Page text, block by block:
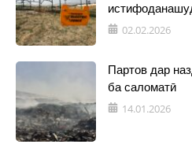
02.02.2026
Партов дар
ба саломатӣ
14.01.2026